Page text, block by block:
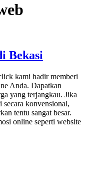
Bekasi
kami hadir memberi
Anda. Dapatkan
yang terjangkau. Jika
secara konvensional,
tentu sangat besar.
online seperti website